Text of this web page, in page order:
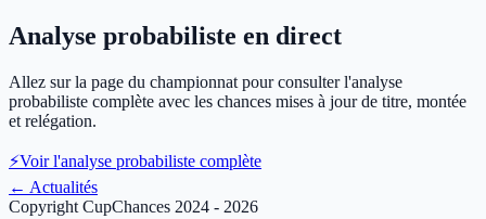
Analyse probabiliste en direct
Allez sur la page du championnat pour consulter l'analyse
probabiliste complète avec les chances mises à jour de titre, montée
et relégation.
⚡Voir l'analyse probabiliste complète
← Actualités
Copyright CupChances 2024 - 2026